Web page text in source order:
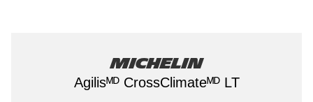
Michelin
Agilisᴹᴰ CrossClimateᴹᴰ LT